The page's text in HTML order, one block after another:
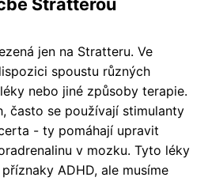
jen na Stratteru. Ve
spoustu různých
nebo jiné způsoby terapie.
často se používají stimulanty
- ty pomáhají upravit
v mozku. Tyto léky
ADHD, ale musíme